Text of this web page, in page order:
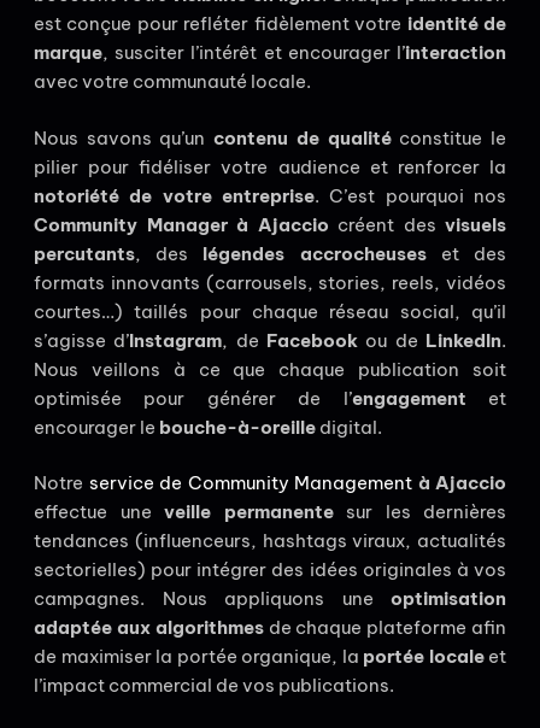
est conçue pour refléter fidèlement votre identité de
marque, susciter l’intérêt et encourager l’interaction
avec votre communauté locale.
Nous savons qu’uncontenu de qualitéconstitue le
pilier pour fidéliser votre audience et renforcer la
notoriété de votre entreprise. C’est pourquoi nos
Community Manager à Ajaccio créent des visuels
percutants, des légendes accrocheuseset des
formats innovants (carrousels, stories, reels, vidéos
courtes…) taillés pour chaque réseau social, qu’il
s’agisse d’Instagram, de Facebook ou de LinkedIn.
Nous veillons à ce que chaque publication soit
optimisée pour générer de l’engagement et
encourager le bouche-à-oreille digital.
Notre service de Community Management à Ajaccio
effectue une veille permanentesur les dernières
tendances (influenceurs, hashtags viraux, actualités
sectorielles) pour intégrer des idées originales à vos
campagnes. Nous appliquons une optimisation
adaptée aux algorithmesde chaque plateforme afin
de maximiser la portée organique, la portée localeet
l’impact commercial de vos publications.